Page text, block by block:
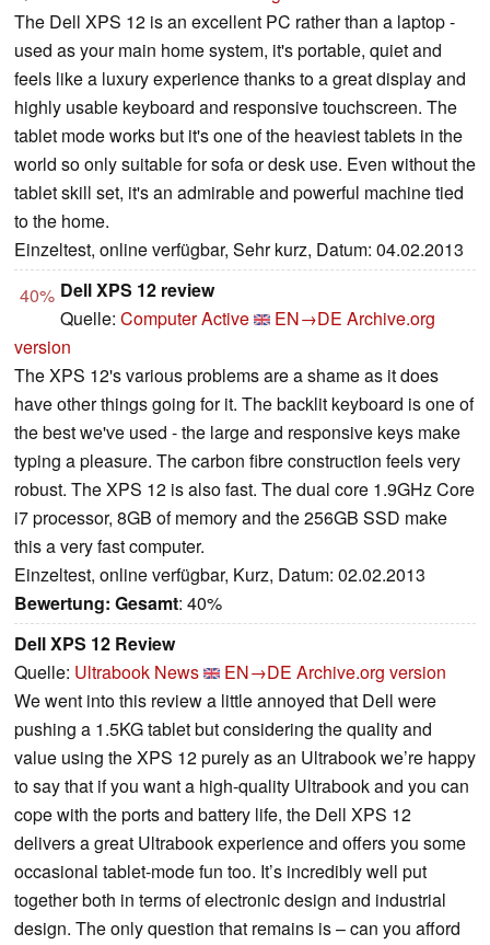
The Dell XPS 12 is an excellent PC rather than a laptop -
used as your main home system, it's portable, quiet and
feels like a luxury experience thanks to a great display and
highly usable keyboard and responsive touchscreen. The
tablet mode works but it's one of the heaviest tablets in the
world so only suitable for sofa or desk use. Even without the
tablet skill set, it's an admirable and powerful machine tied
to the home.
Einzeltest, online verfügbar, Sehr kurz, Datum: 04.02.2013
40% Dell XPS 12 review
Quelle: Computer Active EN→DE Archive.org
version
The XPS 12's various problems are a shame as it does
have other things going for it. The backlit keyboard is one of
the best we've used - the large and responsive keys make
typing a pleasure. The carbon fibre construction feels very
robust. The XPS 12 is also fast. The dual core 1.9GHz Core
i7 processor, 8GB of memory and the 256GB SSD make
this a very fast computer.
Einzeltest, online verfügbar, Kurz, Datum: 02.02.2013
Bewertung: Gesamt: 40%
Dell XPS 12 Review
Quelle: Ultrabook News EN→DE Archive.org version
We went into this review a little annoyed that Dell were
pushing a 1.5KG tablet but considering the quality and
value using the XPS 12 purely as an Ultrabook we’re happy
to say that if you want a high-quality Ultrabook and you can
cope with the ports and battery life, the Dell XPS 12
delivers a great Ultrabook experience and offers you some
occasional tablet-mode fun too. It’s incredibly well put
together both in terms of electronic design and industrial
design. The only question that remains is – can you afford